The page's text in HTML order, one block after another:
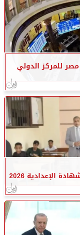
للمركز الدولي
الإعدادية 2026